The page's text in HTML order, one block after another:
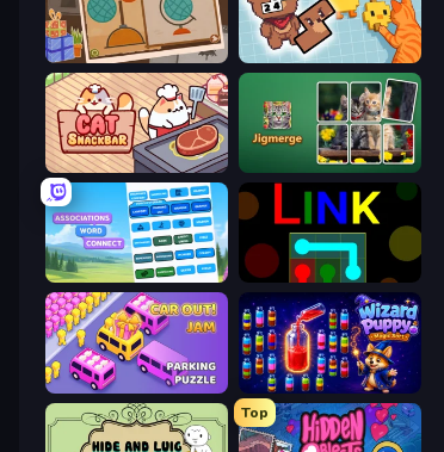
Chigiri: Paper Puzzle Blockogramm
Cat Snack Bar
Associations - Word Connect Link
Car OUT! Jam Parking Puzzle Wizard Puppy: Magic Sort
Top